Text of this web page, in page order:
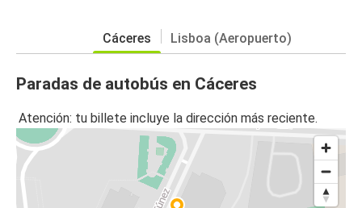
Cáceres Lisboa (Aeropuerto)
Paradas de autobús en Cáceres
Atención: tu billete incluye la dirección más reciente.